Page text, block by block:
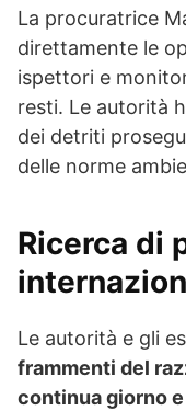
La procuratrice
direttamente le
ispettori e
resti. Le autorità
dei detriti
delle norme
Ricerca di
Le autorità e gli
frammenti del
continua giorno